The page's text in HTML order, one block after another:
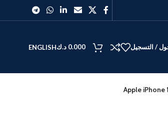
/ التسجيل 0.000 د.كENGLISH
Apple iPhone